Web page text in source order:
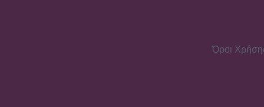
Όροι